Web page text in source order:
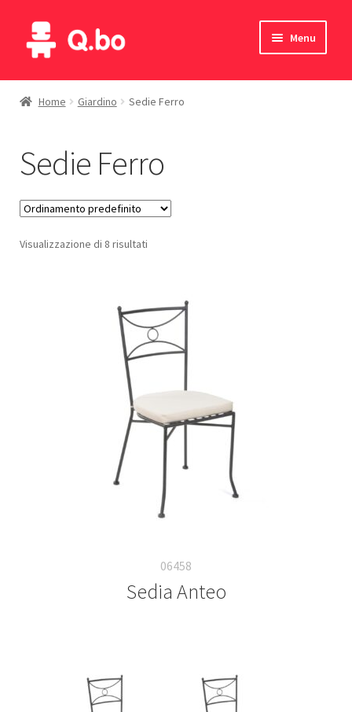
Vai
alla
Vai
al
Menu
Home
Prodotti
Catalogo
Contatti
Home Giardino Sedie Ferro
Sedie Ferro
Visualizzazione di 8 risultati
06458
Sedia Anteo